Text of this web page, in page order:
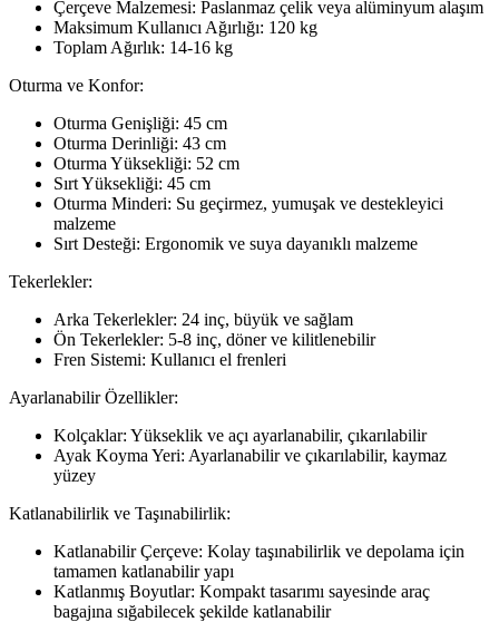
Çerçeve Malzemesi: Paslanmaz çelik veya alüminyum alaşım
Maksimum Kullanıcı Ağırlığı: 120 kg
Toplam Ağırlık: 14-16 kg
Oturma ve Konfor:
Oturma Genişliği: 45 cm
Oturma Derinliği: 43 cm
Oturma Yüksekliği: 52 cm
Sırt Yüksekliği: 45 cm
Oturma Minderi: Su geçirmez, yumuşak ve destekleyici
malzeme
Sırt Desteği: Ergonomik ve suya dayanıklı malzeme
Tekerlekler:
Arka Tekerlekler: 24 inç, büyük ve sağlam
Ön Tekerlekler: 5-8 inç, döner ve kilitlenebilir
Fren Sistemi: Kullanıcı el frenleri
Ayarlanabilir Özellikler:
Kolçaklar: Yükseklik ve açı ayarlanabilir, çıkarılabilir
Ayak Koyma Yeri: Ayarlanabilir ve çıkarılabilir, kaymaz
yüzey
Katlanabilirlik ve Taşınabilirlik:
Katlanabilir Çerçeve: Kolay taşınabilirlik ve depolama için
tamamen katlanabilir yapı
Katlanmış Boyutlar: Kompakt tasarımı sayesinde araç
bagajına sığabilecek şekilde katlanabilir